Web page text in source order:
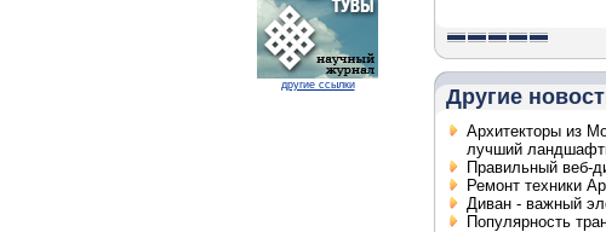
другие ссылки Другие
Архитекторы из
лучший
Правильный веб-
Ремонт техники
Диван - важный
Популярность